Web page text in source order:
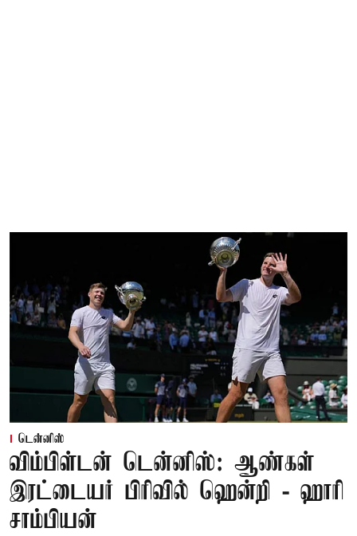
டென்னிஸ்
விம்பிள்டன் டென்னிஸ்: ஆண்கள்
இரட்டையர் பிரிவில் ஹென்றி - ஹாரி
சாம்பியன்